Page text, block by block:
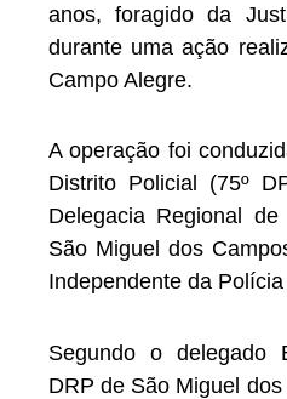
anos, foragido da
durante uma ação
Campo Alegre.
A operação foi
Distrito Policial (75º
Delegacia Regional
São Miguel dos
Independente da Polícia
Segundo o delegado
DRP de São Miguel